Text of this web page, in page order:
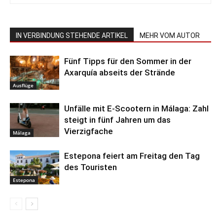
IN VERBINDUNG STEHENDE ARTIKEL MEHR VOM AUTOR
Ausflüge
Fünf Tipps für den Sommer in der
Axarquía abseits der Strände
Málaga
Unfälle mit E-Scootern in Málaga: Zahl
steigt in fünf Jahren um das
Vierzigfache
Estepona
Estepona feiert am Freitag den Tag
des Touristen